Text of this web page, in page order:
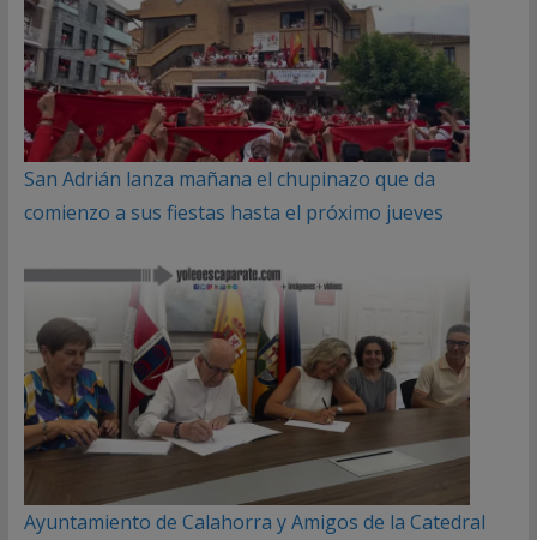
San Adrián lanza mañana el chupinazo que da
comienzo a sus fiestas hasta el próximo jueves
Ayuntamiento de Calahorra y Amigos de la Catedral